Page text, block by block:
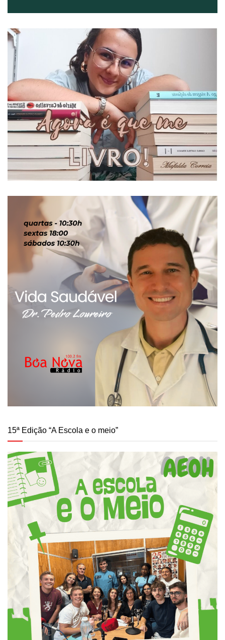
15ª Edição “A Escola e o meio”